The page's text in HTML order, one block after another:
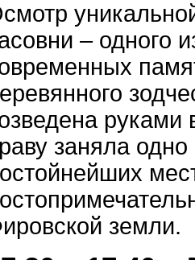
– одного
заняла одно
земли.